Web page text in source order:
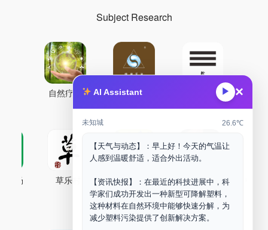
AI Assistant ▶ ×
未知城 26.6℃
【天气与动态】：早上好！今天的气温让
人感到温暖舒适，适合外出活动。
【资讯快报】：在最近的科技进展中，科
学家们成功开发出一种新型可降解塑料，
这种材料在自然环境中能够快速分解，为
减少塑料污染提供了创新解决方案。
Subject Research
自然疗能 圜境采气 鼐龙实验室
药场 草乐村 中药剂合成 DOORM
Maker Space